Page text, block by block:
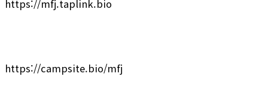
https://mfj.taplink.bio
https://campsite.bio/mfj